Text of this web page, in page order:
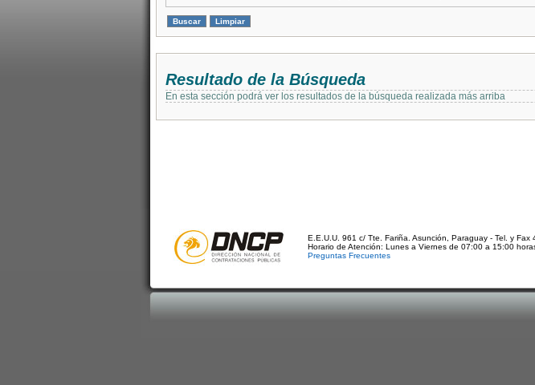
Resultado de la Búsqueda
En esta sección podrá ver los resultados de la búsqueda realizada más arriba
E.E.U.U. 961 c/ Tte. Fariña. Asunción, Paraguay - Tel. y
Horario de Atención: Lunes a Viernes de 07:00 a 15:00
Preguntas Frecuentes